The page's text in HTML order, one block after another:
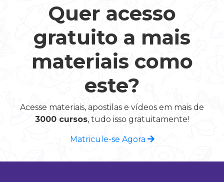
Quer acesso
gratuito a mais
materiais como
este?
Acesse materiais, apostilas e vídeos em mais de
3000 cursos, tudo isso gratuitamente!
Matricule-se Agora